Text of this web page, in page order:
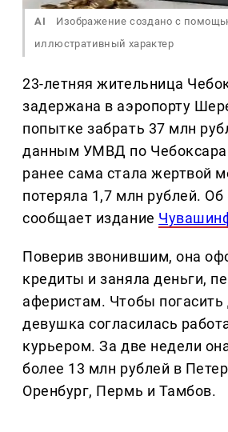
AI
Изображение создано с
иллюстративный характер
23-летняя жительница
задержана в аэропорту
попытке забрать 37 млн
данным УМВД по
ранее сама стала жертвой
потеряла 1,7 млн рублей. Об
сообщает издание
Поверив звонившим, она
кредиты и заняла деньги,
аферистам. Чтобы погасить
девушка согласилась
курьером. За две недели
более 13 млн рублей в
Оренбург, Пермь и Тамбов.